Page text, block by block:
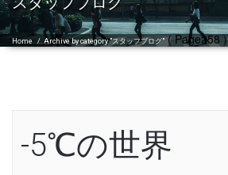
Home /Archive by category "スタッフブログ"( Page258 )
-5℃の世界